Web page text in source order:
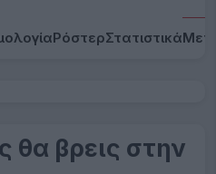
ΡόστερΣτατιστικά
θα βρεις στην